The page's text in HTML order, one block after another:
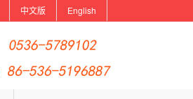
English
中文版